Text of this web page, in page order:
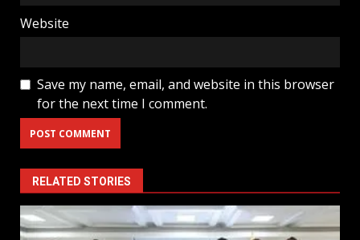
Website
Save my name, email, and website in this browser
for the next time I comment.
RELATED STORIES